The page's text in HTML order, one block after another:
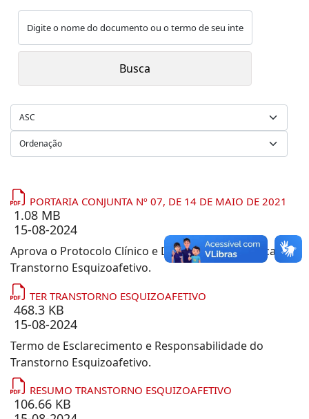
PORTARIA CONJUNTA Nº 07, DE 14 DE MAIO DE 2021
1.08 MB
15-08-2024
Aprova o Protocolo Clínico e Diretrizes Terapêuticas do
Transtorno Esquizoafetivo.
TER TRANSTORNO ESQUIZOAFETIVO
468.3 KB
15-08-2024
Termo de Esclarecimento e Responsabilidade do
Transtorno Esquizoafetivo.
RESUMO TRANSTORNO ESQUIZOAFETIVO
106.66 KB